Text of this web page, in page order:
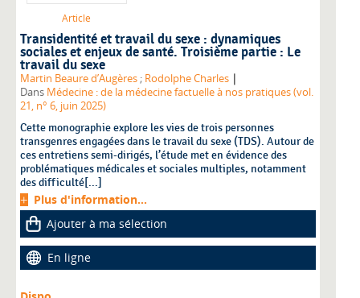
Article
Transidentité et travail du sexe : dynamiques
sociales et enjeux de santé. Troisième partie : Le
travail du sexe
Martin Beaure d’Augères ; Rodolphe Charles |
Dans Médecine : de la médecine factuelle à nos pratiques (vol.
21, n° 6, juin 2025)
Cette monographie explore les vies de trois personnes
transgenres engagées dans le travail du sexe (TDS). Autour de
ces entretiens semi-dirigés, l’étude met en évidence des
problématiques médicales et sociales multiples, notamment
des difficulté[...]
Plus d'information...
Ajouter à ma sélection
En ligne